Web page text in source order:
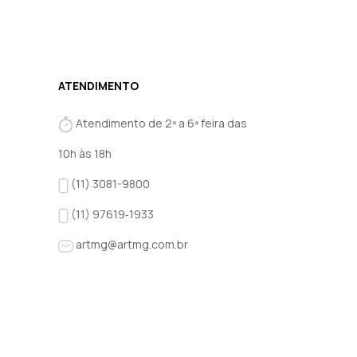
ATENDIMENTO
Atendimento de 2ª a 6ª feira das
10h às 18h
(11) 3081-9800
(11) 97619‑1933‬
artmg@artmg.com.br